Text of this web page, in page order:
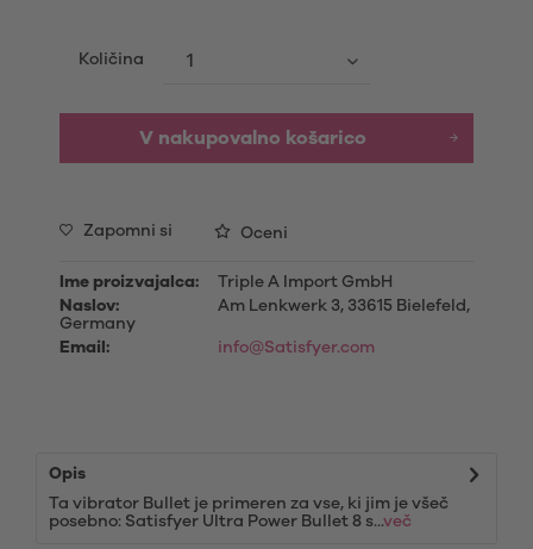
Količina
V nakupovalno košarico
Zapomni si Oceni
Ime proizvajalca:
Triple A Import GmbH
Naslov:
Am Lenkwerk 3, 33615 Bielefeld,
Germany
Email:
info@Satisfyer.com
Opis
Ta vibrator Bullet je primeren za vse, ki jim je všeč
posebno: Satisfyer Ultra Power Bullet 8 s...več